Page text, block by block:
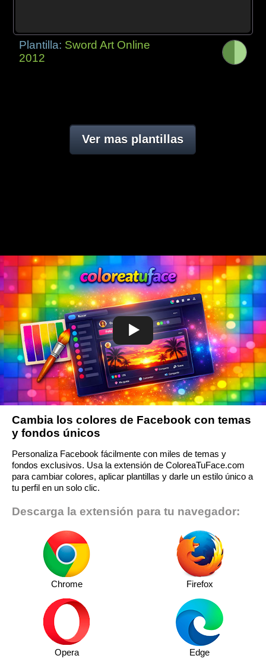
Plantilla: Sword Art Online
2012
Ver mas plantillas
Cambia los colores de Facebook con temas
y fondos únicos
Personaliza Facebook fácilmente con miles de temas y
fondos exclusivos. Usa la extensión de ColoreaTuFace.com
para cambiar colores, aplicar plantillas y darle un estilo único a
tu perfil en un solo clic.
Descarga la extensión para tu navegador:
Chrome Firefox
Opera Edge